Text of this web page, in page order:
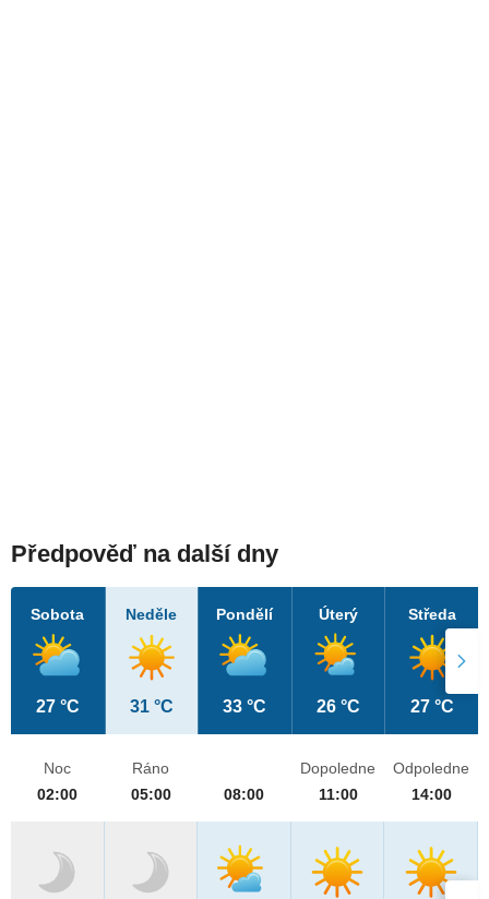
Předpověď na další dny
Sobota
27 °C
Neděle
31 °C
Pondělí
33 °C
Úterý
26 °C
Středa
27 °C
Noc
02:00
Ráno
05:00
08:00
Dopoledne
11:00
Odpoledne
14:00